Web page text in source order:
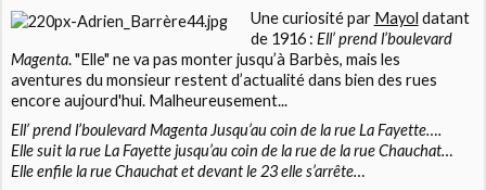
Une curiosité par Mayol datant
de 1916 : Ell’ prend l’boulevard
Magenta. "Elle" ne va pas monter jusqu’à Barbès, mais les
aventures du monsieur restent d’actualité dans bien des rues
encore aujourd'hui. Malheureusement...
Ell’ prend l’boulevard Magenta Jusqu’au coin de la rue La Fayette….
Elle suit la rue La Fayette jusqu’au coin de la rue de la rue Chauchat…
Elle enfile la rue Chauchat et devant le 23 elle s’arrête…